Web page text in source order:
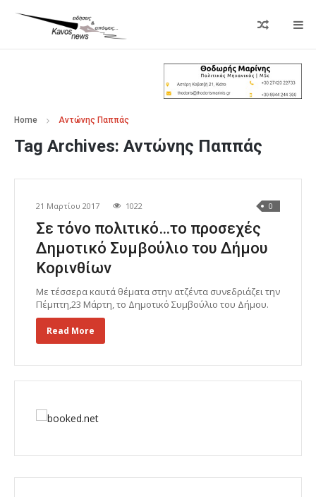
Home Αντώνης Παππάς
Tag Archives: Αντώνης Παππάς
21 Μαρτίου 2017 1022 0
Σε τόνο πολιτικό…το προσεχές
Δημοτικό Συμβούλιο του Δήμου
Κορινθίων
Με τέσσερα καυτά θέματα στην ατζέντα συνεδριάζει την
Πέμπτη,23 Μάρτη, το Δημοτικό Συμβούλιο του Δήμου.
Read More